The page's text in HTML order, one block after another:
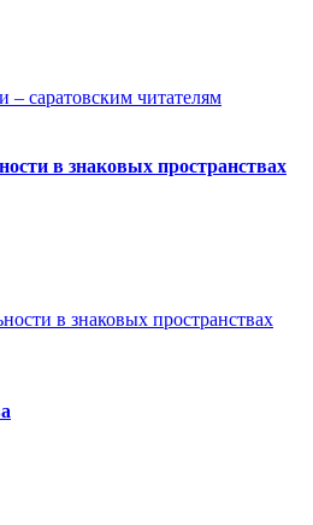
в знаковых пространствах